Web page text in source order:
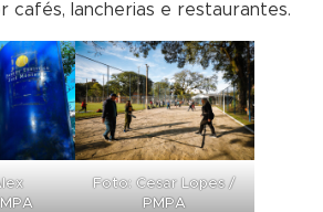
cafés, lancherias e restaurantes.
Foto: Cesar Lopes /
PMPA